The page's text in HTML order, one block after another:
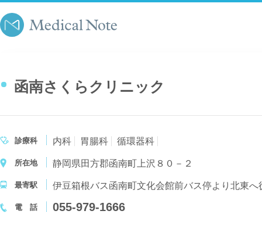
函南さくらクリニック
診療科 内科 胃腸科 循環器科
所在地 静岡県田方郡函南町上沢８０－２
最寄駅 伊豆箱根バス函南町文化会館前バス停より北東へ
電 話 055-979-1666